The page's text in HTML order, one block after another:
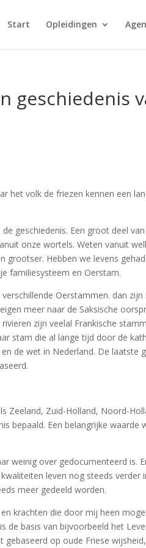
Start Opleidingen
geschiedenis
het volk de friezen kennen een
geschiedenis. Een groot deel
onze wortels. Weten vanuit
Hebben we levens
familiesysteem en Oerstam.
Oerstammen. dan
meer naar de Saksische
zijn veelal Frankische
stam die al lange tijd door de
de wet in Nederland. De laatste
Zeeland, Zuid-Holland, Noord-
bepaald. Een belangrijke waarde
weinig over gedocumenteerd is.
leven nog steeds verder
meer gedeeld worden.
krachten die door mij heen
de basis van bijvoorbeeld het
op oude Friese